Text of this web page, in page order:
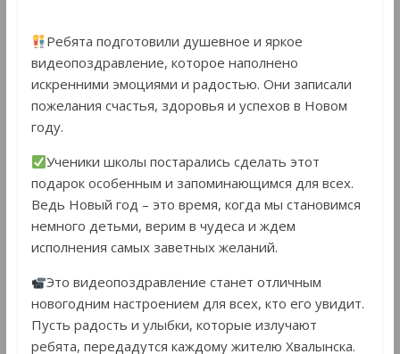
Ребята подготовили душевное и яркое
видеопоздравление, которое наполнено
искренними эмоциями и радостью. Они записали
пожелания счастья, здоровья и успехов в Новом
году.
Ученики школы постарались сделать этот
подарок особенным и запоминающимся для всех.
Ведь Новый год – это время, когда мы становимся
немного детьми, верим в чудеса и ждем
исполнения самых заветных желаний.
Это видеопоздравление станет отличным
новогодним настроением для всех, кто его увидит.
Пусть радость и улыбки, которые излучают
ребята, передадутся каждому жителю Хвалынска.